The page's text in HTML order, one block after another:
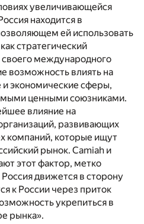
увеличивающейся
находится в
ей использовать
стратегический
международного
возможность влиять на
и экономические сферы,
ценными союзниками.
влияние на
развивающих
компаний, которые ищут
рынок. Camiah и
этот фактор, метко
движется в сторону
к России через приток
укрепиться в
рынка».